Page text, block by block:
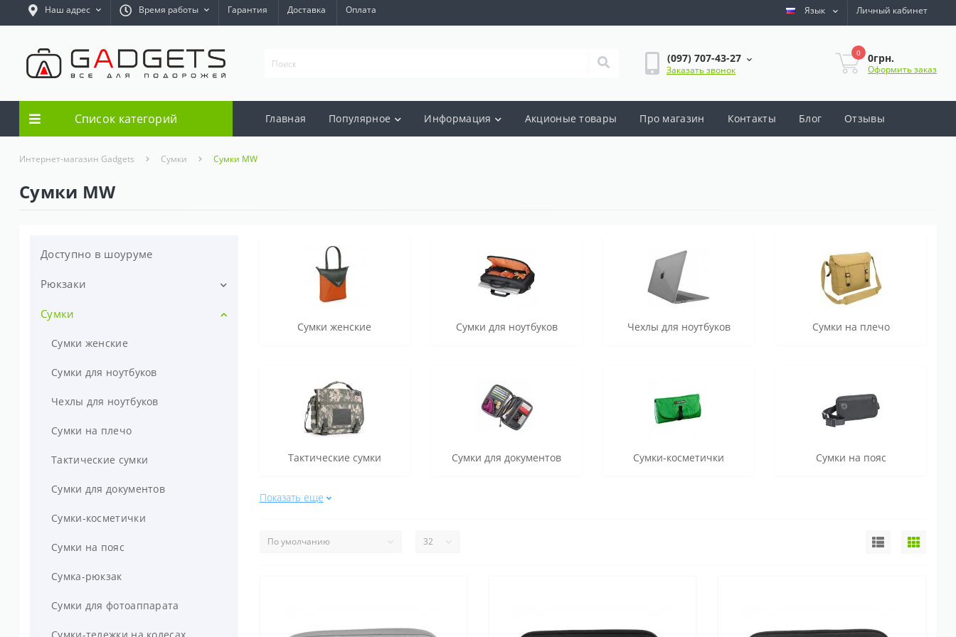
Наш адрес Время работы Гарантия Доставка Оплата Язык Личный кабинет
(097) 707-43-27
Заказать звонок
0 0грн.
Оформить заказ
Список категорий Главная Популярное Информация Акционые товары Про магазин Контакты Блог Отзывы
Интернет-магазин Gadgets Сумки Сумки MW
Сумки MW
Доступно в шоуруме
Рюкзаки
Рюкзаки для ноутбуков
Городские рюкзаки
Рюкзаки для фотоаппаратов
Спортивные рюкзаки
Рюкзаки для мам
Рюкзаки женские
Тактические рюкзаки
Рюкзаки туристические
Велорюкзаки
Школьные рюкзаки
Детские рюкзаки
Гермомешки
Сумки
Сумки женские
Сумки для ноутбуков
Чехлы для ноутбуков
Сумки на плечо
Тактические сумки
Сумки для документов
Сумки-косметички
Сумки на пояс
Сумка-рюкзак
Сумки для фотоаппарата
Сумки женские Сумки для ноутбуков Чехлы для ноутбуков Сумки на плечо
Тактические сумки Сумки для документов Сумки-косметички Сумки на пояс
Показать еще